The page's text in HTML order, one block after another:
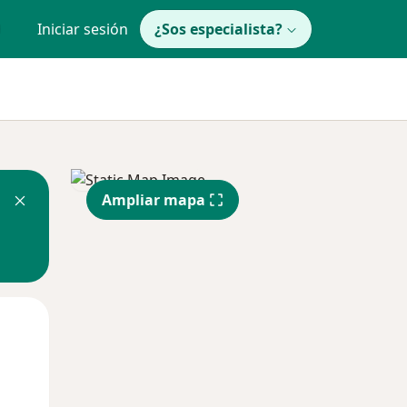
Iniciar sesión ¿Sos especialista?
Ampliar mapa